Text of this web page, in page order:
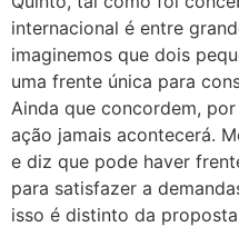
internacional é entre
imaginemos que dois
uma frente única para
Ainda que concordem,
ação jamais acontecerá.
e diz que pode haver
para satisfazer a
isso é distinto da